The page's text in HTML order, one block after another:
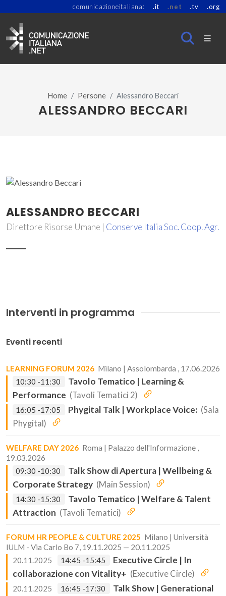
comunicazioneitaliana: .it .net .tv .org
Home Persone Alessandro Beccari
ALESSANDRO BECCARI
ALESSANDRO BECCARI
Direttore Risorse Umane | Conserve Italia Soc. Coop. Agr.
Interventi in programma
Eventi recenti
LEARNING FORUM 2026 Milano | Assolombarda , 17.06.2026
10:30 -11:30
Tavolo Tematico | Learning &
Performance (Tavoli Tematici 2)
16:05 -17:05 Phygital Talk | Workplace Voice: (Sala
Phygital)
WELFARE DAY 2026 Roma | Palazzo dell'Informazione ,
19.03.2026
09:30 -10:30
Talk Show di Apertura | Wellbeing &
Corporate Strategy (Main Session)
14:30 -15:30
Tavolo Tematico | Welfare & Talent
Attraction (Tavoli Tematici)
FORUM HR PEOPLE & CULTURE 2025 Milano | Università
IULM - Via Carlo Bo 7, 19.11.2025 — 20.11.2025
20.11.2025
14:45 -15:45
Executive Circle | In
collaborazione con Vitality+ (Executive Circle)
20.11.2025 16:45 -17:30
Talk Show | Generational